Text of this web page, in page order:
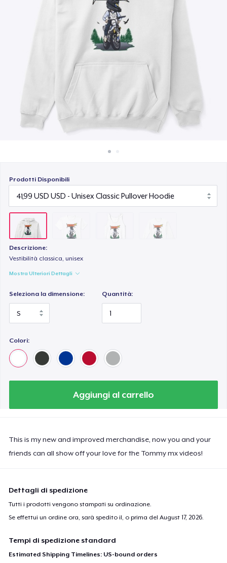
Vendi ovunque
Vendi qualsiasi cosa
Prodotti Disponibili
Descrizione:
Vestibilità classica, unisex
Mostra Ulteriori Dettagli
Seleziona la dimensione: Quantità:
Colori:
Aggiungi al carrello
This is my new and improved merchandise, now you and your
friends can all show off your love for the Tommy mx videos!
Dettagli di spedizione
Tutti i prodotti vengono stampati su ordinazione.
Se effettui un ordine ora, sarà spedito il, o prima delAugust 17, 2026.
Tempi di spedizione standard
Estimated Shipping Timelines: US-bound orders
Classic Long Sleeve Tee